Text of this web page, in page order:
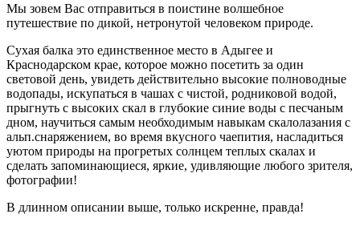
Мы зовем Вас отправиться в поистине волшебное
путешествие по дикой, нетронутой человеком природе.
Сухая балка это единственное место в Адыгее и
Краснодарском крае, которое можно посетить за один
световой день, увидеть действительно высокие полноводные
водопады, искупаться в чашах с чистой, родниковой водой,
прыгнуть с высоких скал в глубокие синие воды с песчаным
дном, научиться самым необходимым навыкам скалолазания с
альп.снаряжением, во время вкусного чаепития, насладиться
уютом природы на прогретых солнцем теплых скалах и
сделать запоминающиеся, яркие, удивляющие любого зрителя,
фотографии!
В длинном описании выше, только искренне, правда!